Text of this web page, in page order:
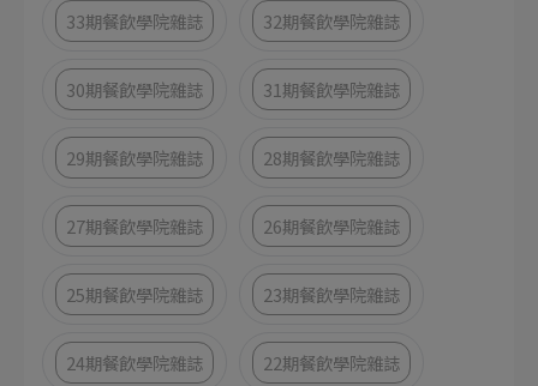
33期餐飲學院雜誌 32期餐飲學院雜誌
30期餐飲學院雜誌 31期餐飲學院雜誌
29期餐飲學院雜誌 28期餐飲學院雜誌
27期餐飲學院雜誌 26期餐飲學院雜誌
25期餐飲學院雜誌 23期餐飲學院雜誌
24期餐飲學院雜誌 22期餐飲學院雜誌